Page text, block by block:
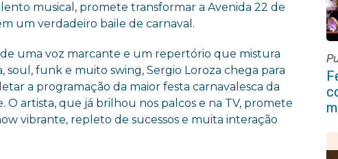
musical, promete transformar a Avenida 22 de
um verdadeiro baile de carnaval.
uma voz marcante e um repertório que mistura
soul, funk e muito swing, Sergio Loroza chega para
a programação da maior festa carnavalesca da
O artista, que já brilhou nos palcos e na TV, promete
vibrante, repleto de sucessos e muita interação